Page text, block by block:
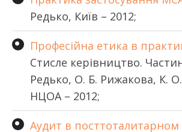
Редько, Київ – 2012;
Професійна етика в
Стисле керівництво.
Редько, О. Б. Рижакова, К.
НЦОА – 2012;
Аудит в